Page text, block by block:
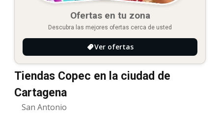
Ofertas en tu zona
Descubra las mejores ofertas cerca de usted
Ver ofertas
Tiendas Copec en la ciudad de
Cartagena
San Antonio